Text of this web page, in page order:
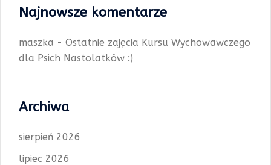
Najnowsze komentarze
maszka - Ostatnie zajęcia Kursu Wychowawczego
dla Psich Nastolatków :)
Archiwa
sierpień 2026
lipiec 2026